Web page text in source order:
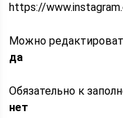
https://
Можно
да
Обязательно к
нет